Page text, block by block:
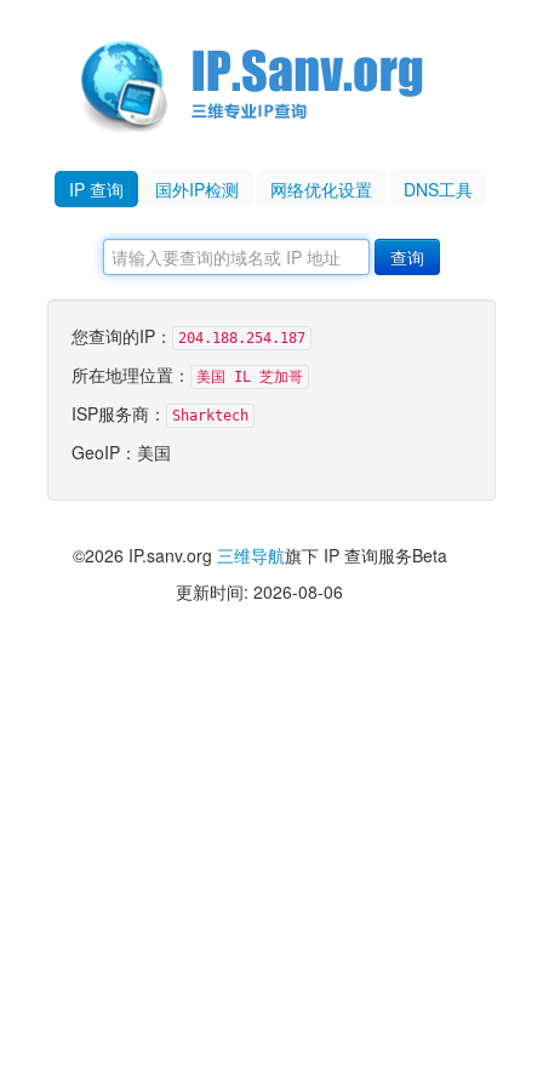
IP 查询 国外IP检测 网络优化设置 DNS工具
您查询的IP： 204.188.254.187
所在地理位置： 美国 IL 芝加哥
ISP服务商： Sharktech
GeoIP：美国
©2026 IP.sanv.org 三维导航旗下 IP 查询服务Beta
更新时间: 2026-08-06